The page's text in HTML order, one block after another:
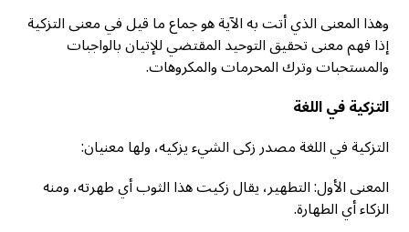
وهذا المعنى الذي أتت به الآية هو جماع ما قيل في معنى التزكية
إذا فهم معنى تحقيق التوحيد المقتضي للإتيان بالواجبات
والمستحبات وترك المحرمات والمكروهات.
التزكية في اللغة
التزكية في اللغة مصدر زكى الشيء يزكيه، ولها معنيان:
المعنى الأول: التطهير، يقال زكيت هذا الثوب أي طهرته، ومنه
الزكاء أي الطهارة.